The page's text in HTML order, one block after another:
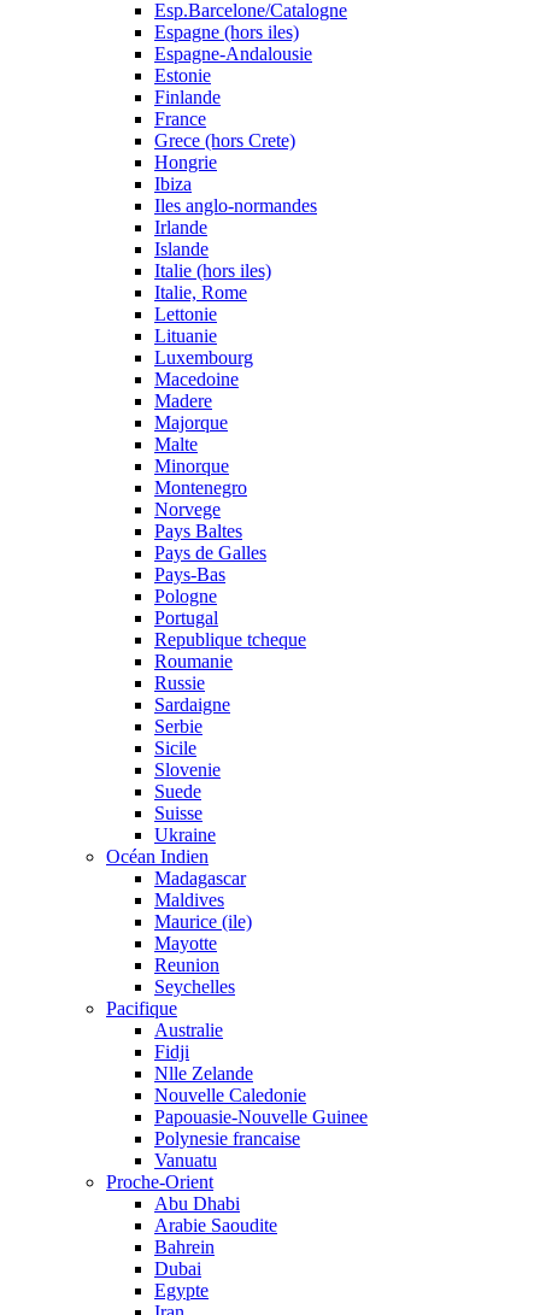
Esp.Barcelone/Catalogne
Espagne (hors iles)
Espagne-Andalousie
Estonie
Finlande
France
Grece (hors Crete)
Hongrie
Ibiza
Iles anglo-normandes
Irlande
Islande
Italie (hors iles)
Italie, Rome
Lettonie
Lituanie
Luxembourg
Macedoine
Madere
Majorque
Malte
Minorque
Montenegro
Norvege
Pays Baltes
Pays de Galles
Pays-Bas
Pologne
Portugal
Republique tcheque
Roumanie
Russie
Sardaigne
Serbie
Sicile
Slovenie
Suede
Suisse
Ukraine
Océan Indien
Madagascar
Maldives
Maurice (ile)
Mayotte
Reunion
Seychelles
Pacifique
Australie
Fidji
Nlle Zelande
Nouvelle Caledonie
Papouasie-Nouvelle Guinee
Polynesie francaise
Vanuatu
Proche-Orient
Abu Dhabi
Arabie Saoudite
Bahrein
Dubai
Egypte